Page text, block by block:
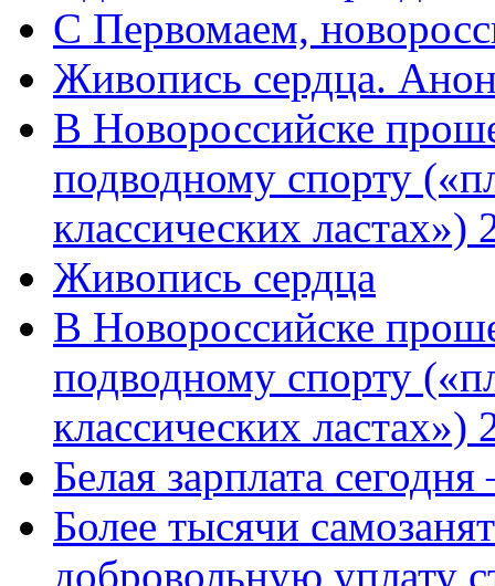
C Первомаем,
Живопись сердца.
В Новороссийске
подводному спорту
классических
Живопись сердца
В Новороссийске
подводному спорту
классических ластах»)
Белая зарплата
Более тысячи
добровольную уплату